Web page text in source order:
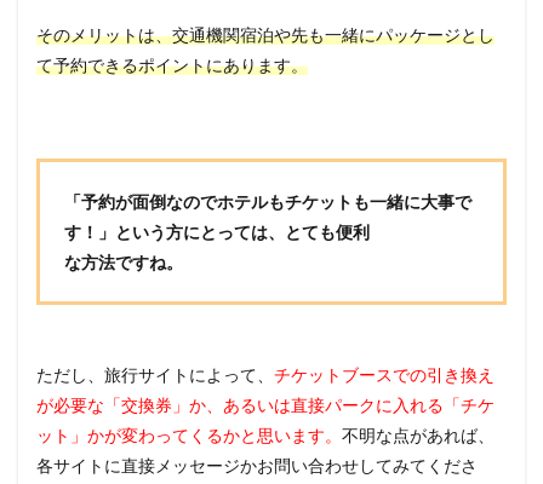
そのメリットは、交通機関宿泊や先も一緒にパッケージとし
て予約できるポイントにあります。
「予約が面倒なのでホテルもチケットも一緒に大事で
す！」という方にとっては、とても便利
な方法ですね。
ただし、旅行サイトによって、 チケットブースでの引き換え
が必要な「交換券」か、あるいは直接パークに入れる「チケ
ット」かが変わってくるかと思います。 不明な点があれば、
各サイトに直接メッセージかお問い合わせしてみてくださ